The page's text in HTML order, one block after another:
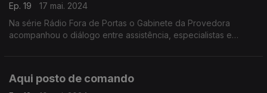
Ep. 19
17 mai. 2024
Na série Rádio Fora de Portas o Gabinete da Provedora
acompanhou o diálogo entre assistência, especialistas e
Aqui posto de comando